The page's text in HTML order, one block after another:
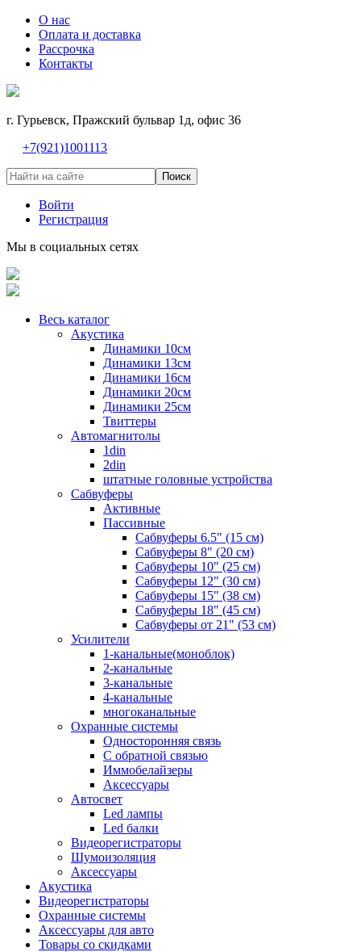
О нас
Оплата и доставка
Рассрочка
Контакты
г. Гурьевск, Пражский бульвар 1д, офис 36
+7(921)1001113
Поиск
Войти
Регистрация
Мы в социальных сетях
Весь каталог
Акустика
Динамики 10см
Динамики 13см
Динамики 16см
Динамики 20см
Динамики 25см
Твиттеры
Автомагнитолы
1din
2din
штатные головные устройства
Сабвуферы
Активные
Пассивные
Сабвуферы 6.5" (15 см)
Сабвуферы 8" (20 см)
Сабвуферы 10" (25 см)
Сабвуферы 12" (30 см)
Сабвуферы 15" (38 см)
Сабвуферы 18" (45 см)
Сабвуферы от 21" (53 см)
Усилители
1-канальные(моноблок)
2-канальные
3-канальные
4-канальные
многоканальные
Охранные системы
Односторонняя связь
С обратной связью
Иммобелайзеры
Аксессуары
Автосвет
Led лампы
Led балки
Видеорегистраторы
Шумоизоляция
Аксессуары
Акустика
Видеорегистраторы
Охранные системы
Аксессуары для авто
Товары со скидками